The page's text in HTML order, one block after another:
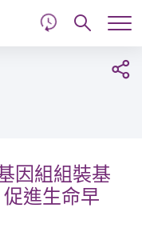
因組組裝基
進生命早